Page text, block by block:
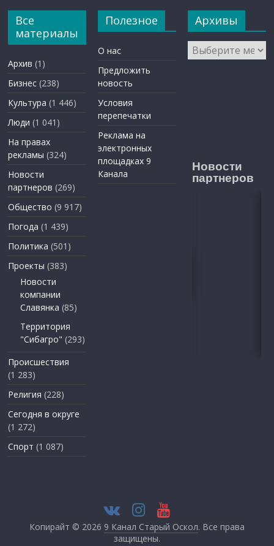
Все
материалы
Архив (1)
Бизнес (238)
Культура (1 446)
Люди (1 041)
На правах
рекламы (324)
Новости
партнеров (269)
Общество (9 917)
Погода (1 439)
Политика (501)
Проекты (383)
Новости
компании
Славянка (85)
Территория
"Сибагро" (293)
Происшествия
(1 283)
Религия (228)
Сегодня в округе
(1 272)
Спорт (1 087)
Полезное
О нас
Предложить
новость
Условия
перепечатки
Реклама на
электронных
площадках 9
Канала
Архивы
Архивы
Новости
партнеров
Копирайт © 2026 9 Канал Старый Оскол. Все права
защищены.